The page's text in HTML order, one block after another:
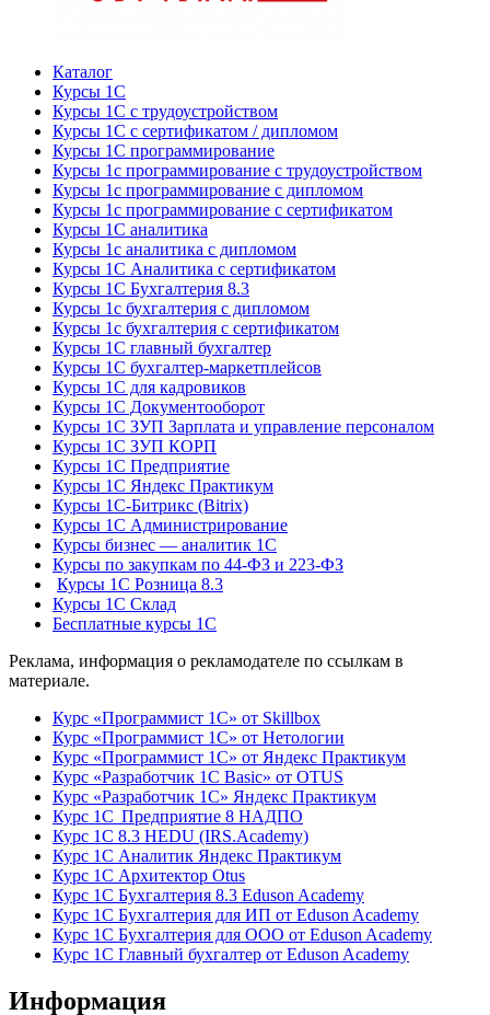
Каталог
Курсы 1С
Курсы 1С с трудоустройством
Курсы 1С с сертификатом / дипломом
Курсы 1С программирование
Курсы 1с программирование с трудоустройством
Курсы 1с программирование с дипломом
Курсы 1с программирование с сертификатом
Курсы 1С аналитика
Курсы 1с аналитика с дипломом
Курсы 1С Аналитика с сертификатом
Курсы 1С Бухгалтерия 8.3
Курсы 1с бухгалтерия с дипломом
Курсы 1с бухгалтерия с сертификатом
Курсы 1С главный бухгалтер
Курсы 1С бухгалтер-маркетплейсов
Курсы 1С для кадровиков
Курсы 1С Документооборот
Курсы 1С ЗУП Зарплата и управление персоналом
Курсы 1С ЗУП КОРП
Курсы 1С Предприятие
Курсы 1С Яндекс Практикум
Курсы 1С-Битрикс (Bitrix)
Курсы 1С Администрирование
Курсы бизнес — аналитик 1С
Курсы по закупкам по 44‑ФЗ и 223‑ФЗ
Курсы 1С Розница 8.3
Курсы 1С Склад
Бесплатные курсы 1С
Реклама, информация о рекламодателе по ссылкам в
материале.
Курс «Программист 1С» от Skillbox
Курс «Программист 1С» от Нетологии
Курс «Программист 1С» от Яндекс Практикум
Курс «Разработчик 1С Basic» от OTUS
Курс «Разработчик 1С» Яндекс Практикум
Курс 1С Предприятие 8 НАДПО
Курс 1С 8.3 HEDU (IRS.Academy)
Курс 1С Аналитик Яндекс Практикум
Курс 1С Архитектор Otus
Курс 1С Бухгалтерия 8.3 Eduson Academy
Курс 1С Бухгалтерия для ИП от Eduson Academy
Курс 1С Бухгалтерия для ООО от Eduson Academy
Курс 1С Главный бухгалтер от Eduson Academy
Информация